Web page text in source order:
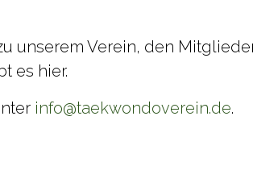
unserem Verein, den
es hier.
info@taekwondoverein.de.